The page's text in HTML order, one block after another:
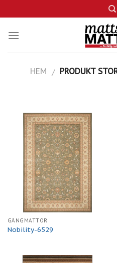
to
content
HEM / PRODUKT
GÅNGMATTOR
Nobility-6529